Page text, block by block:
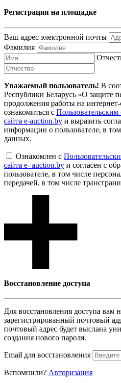
Регистрация на площадке
Ваш адрес электронной почты
Фамилия
Уважаемый пользователь! В
Республики Беларусь «О защите
продолжения работы на
ознакомиться с
сайта e-auction.by и выразить
информации о пользователе, в
данных.
Ознакомлен с
сайта e- auction.by и согласен с
пользователе, в том числе
передачей, в том числе
Восcтановление доступа
Для восcтановления доступа вам
зарегистрированный почтовый
почтовый адрес будет выслана
создания нового пароля.
Email для восcтановления
Вспомнили? Авторизация